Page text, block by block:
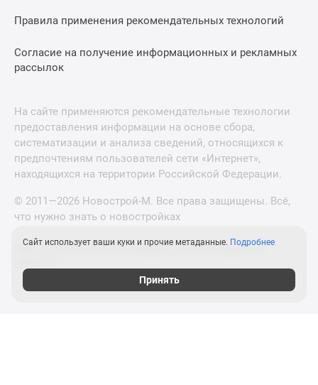
Правила применения рекомендательных технологий
Согласие на получение информационных и рекламных
рассылок
На сайте применяются рекомендательные технологии
предоставления информации на основе сбора,
систематизации и анализа сведений, относящихся к
предпочтениям пользователей сети «Интернет»,
находящихся на территории Российской Федерации.
© 2011—2026 Новострой-М. Все права защищены. Всё,
что нужно знать о новостройках
Новостройки Санкт-Петербурга и Ленинградской
Сайт использует ваши куки и прочие метаданные. Подробнее
Принять